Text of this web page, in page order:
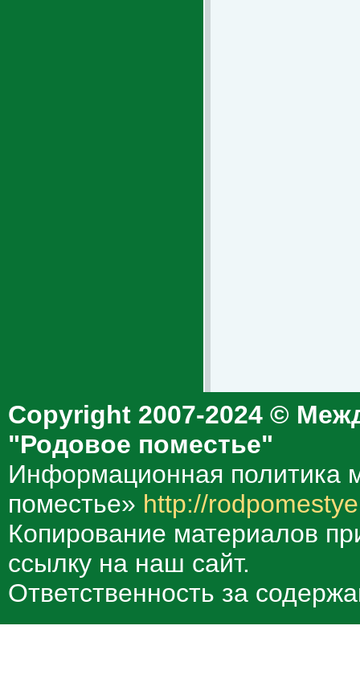
Copyright 2007-2024 ©
"Родовое поместье"
Информационная политика
поместье» http://
Копирование материалов
ссылку на наш сайт.
Ответственность за